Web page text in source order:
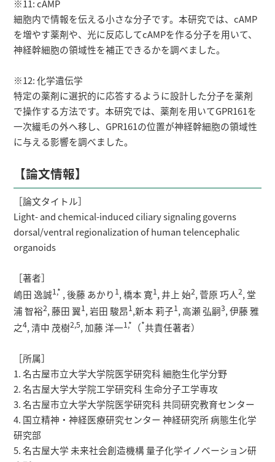
※11: cAMP
細胞内で情報を伝える小さな分子です。本研究では、cAMP
を増やす薬剤や、光に反応してcAMPを作る分子を用いて、
神経幹細胞の領域性を補正できるかを調べました。
※12: 化学遺伝学
特定の薬剤に選択的に応答するように設計した分子を薬剤
で操作する方法です。本研究では、薬剤を用いてGPR161を
一次繊毛の外へ移し、GPR161の位置が神経幹細胞の領域性
に与える影響を調べました。
【論文情報】
［論文タイトル］
Light- and chemical-induced ciliary signaling governs
dorsal/ventral regionalization of human telencephalic
organoids
［著者］
嶋田 逸誠1,* , 後藤 あかり 1, 橋本 寛1, 井上 始2, 菅原 巧人2, 堂
浦 智裕2, 藤田 翼1, 岩田 駿昂1,新本 莉子1, 高瀬 弘嗣3, 伊藤 雅
之4, 清中 茂樹2,5, 加藤 洋一1,* （*共責任著者）
［所属］
1. 名古屋市立大学大学院医学研究科 細胞生化学分野
2. 名古屋大学大学院工学研究科 生命分子工学専攻
3. 名古屋市立大学大学院医学研究科 共同研究教育センター
4. 国立精神・神経医療研究センター 神経研究所 病態生化学
研究部
5. 名古屋大学 未来社会創造機構 量子化学イノベーション研